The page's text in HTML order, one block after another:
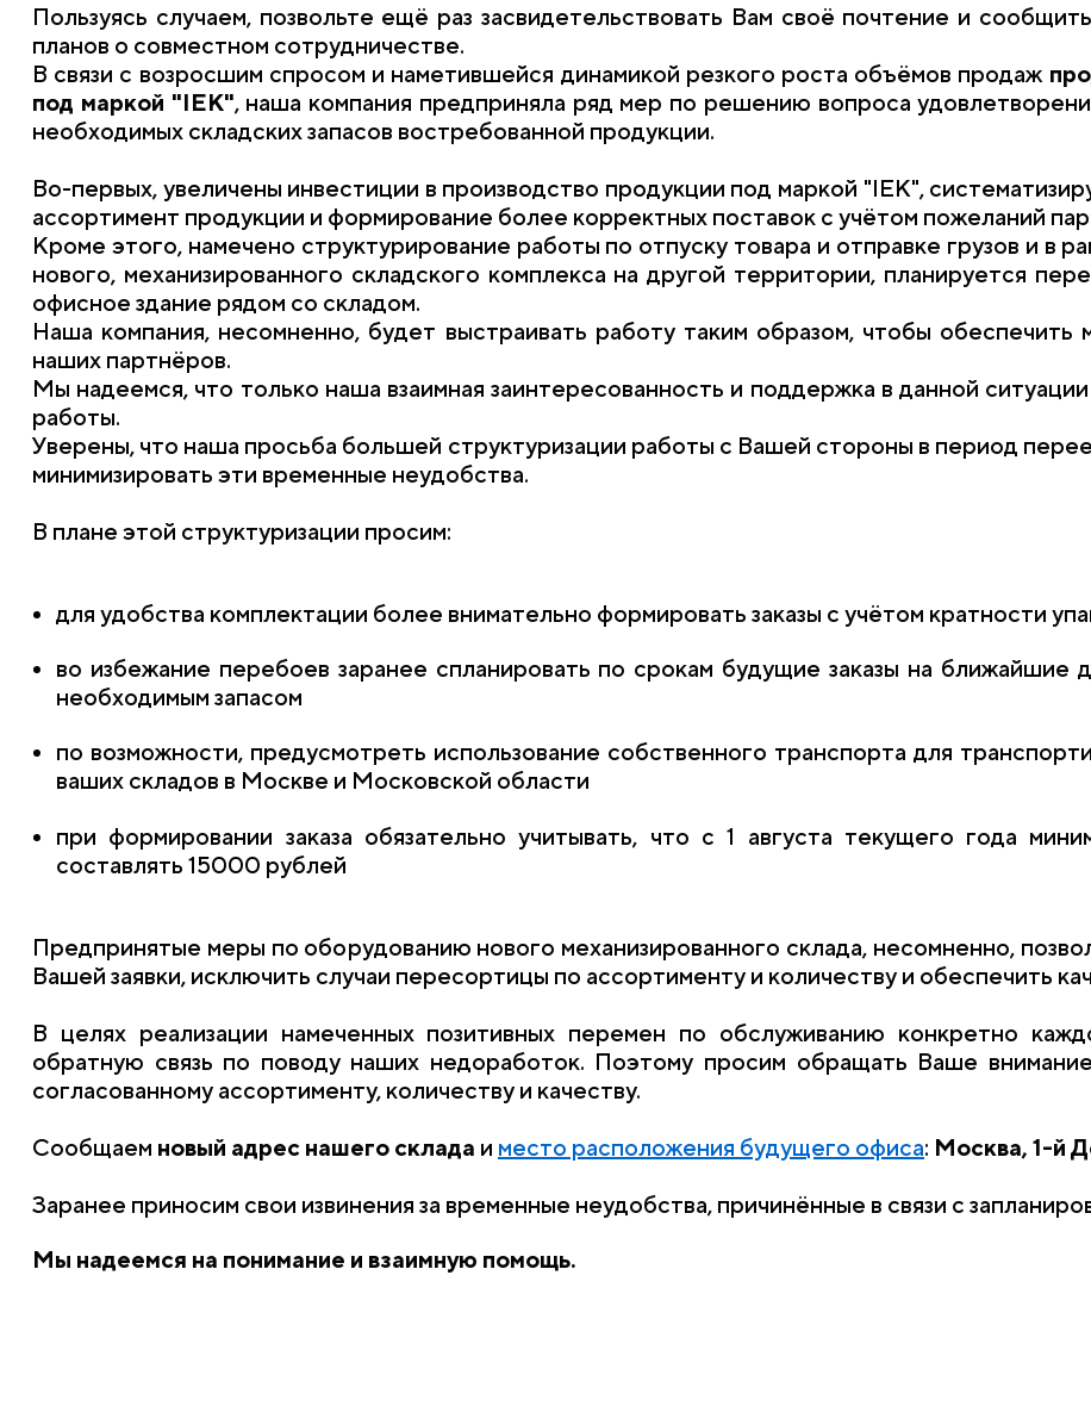
Пользуясь случаем, позвольте ещё раз засвидетельствовать Вам своё почтение и
планов о совместном сотрудничестве.
В связи с возросшим спросом и наметившейся динамикой резкого роста объёмов продаж
под маркой "IEK", наша компания предприняла ряд мер по решению вопроса
необходимых складских запасов востребованной продукции.
Во-первых, увеличены инвестиции в производство продукции под маркой "IEK",
ассортимент продукции и формирование более корректных поставок с учётом пожеланий
Кроме этого, намечено структурирование работы по отпуску товара и отправке грузов и в
нового, механизированного складского комплекса на другой территории, планируется
офисное здание рядом со складом.
Наша компания, несомненно, будет выстраивать работу таким образом, чтобы
наших партнёров.
Мы надеемся, что только наша взаимная заинтересованность и поддержка в данной
работы.
Уверены, что наша просьба большей структуризации работы с Вашей стороны в период
минимизировать эти временные неудобства.
В плане этой структуризации просим:
для удобства комплектации более внимательно формировать заказы с учётом кратности
во избежание перебоев заранее спланировать по срокам будущие заказы на ближайшие
необходимым запасом
по возможности, предусмотреть использование собственного транспорта для
ваших складов в Москве и Московской области
при формировании заказа обязательно учитывать, что с 1 августа текущего года
составлять 15000 рублей
Предпринятые меры по оборудованию нового механизированного склада, несомненно,
Вашей заявки, исключить случаи пересортицы по ассортименту и количеству и обеспечить
В целях реализации намеченных позитивных перемен по обслуживанию конкретно
обратную связь по поводу наших недоработок. Поэтому просим обращать Ваше
согласованному ассортименту, количеству и качеству.
Сообщаем новый адрес нашего склада и место расположения будущего офиса: Москва, 1-й
Заранее приносим свои извинения за временные неудобства, причинённые в связи с
Мы надеемся на понимание и взаимную помощь.